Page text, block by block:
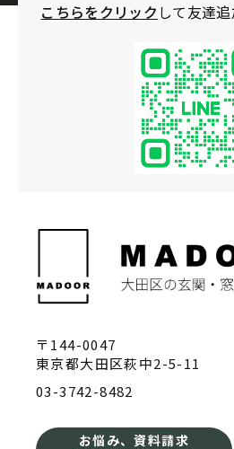
こちらをクリック して友達追
〒144-0047
東京都大田区萩中2-5-11
03-3742-8482
お悩み、資料請求